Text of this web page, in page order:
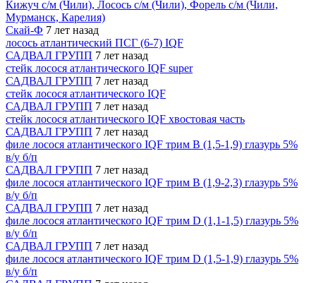
Кижуч с/м (Чили), Лосось с/м (Чили), Форель с/м (Чили,
Мурманск, Карелия)
Скай-Ф 7 лет назад
лосось атлантический ПСГ (6-7) IQF
САДВАЛ ГРУПП 7 лет назад
стейк лосося атлантического IQF super
САДВАЛ ГРУПП 7 лет назад
стейк лосося атлантического IQF
САДВАЛ ГРУПП 7 лет назад
стейк лосося атлантического IQF хвостовая часть
САДВАЛ ГРУПП 7 лет назад
филе лосося атлантического IQF трим B (1,5-1,9) глазурь 5%
в/у б/п
САДВАЛ ГРУПП 7 лет назад
филе лосося атлантического IQF трим B (1,9-2,3) глазурь 5%
в/у б/п
САДВАЛ ГРУПП 7 лет назад
филе лосося атлантического IQF трим D (1,1-1,5) глазурь 5%
в/у б/п
САДВАЛ ГРУПП 7 лет назад
филе лосося атлантического IQF трим D (1,5-1,9) глазурь 5%
в/у б/п